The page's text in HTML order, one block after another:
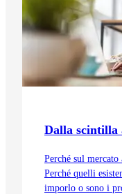
Dalla scintilla
Perché sul
Perché quelli
imporlo o sono i